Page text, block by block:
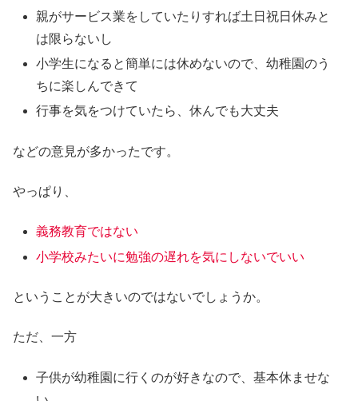
親がサービス業をしていたりすれば土日祝日休みと
は限らないし
小学生になると簡単には休めないので、幼稚園のう
ちに楽しんできて
行事を気をつけていたら、休んでも大丈夫
などの意見が多かったです。
やっぱり、
義務教育ではない
小学校みたいに勉強の遅れを気にしないでいい
ということが大きいのではないでしょうか。
ただ、一方
子供が幼稚園に行くのが好きなので、基本休ませな